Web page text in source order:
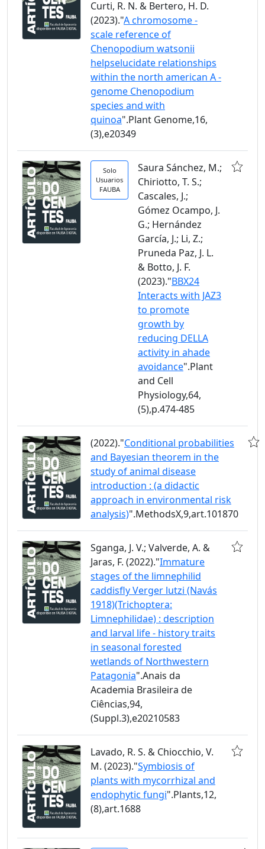
Curti, R. N. & Bertero, H. D.
(2023)."A chromosome -
scale reference of
Chenopodium watsonii
helpselucidate relationships
within the north american A -
genome Chenopodium
species and with
quinoa".Plant Genome,16,
(3),e20349
Solo
Usuarios
FAUBA
Saura Sánchez, M.;
Chiriotto, T. S.;
Cascales, J.;
Gómez Ocampo, J.
G.; Hernández
García, J.; Li, Z.;
Pruneda Paz, J. L.
& Botto, J. F.
(2023)."BBX24
Interacts with JAZ3
to promote
growth by
reducing DELLA
activity in ahade
avoidance".Plant
and Cell
Physiology,64,
(5),p.474-485
(2022)."Conditional probabilities
and Bayesian theorem in the
study of animal disease
introduction : (a didactic
approach in environmental risk
analysis)".MethodsX,9,art.101870
Sganga, J. V.; Valverde, A. &
Jaras, F. (2022)."Immature
stages of the limnephilid
caddisfly Verger lutzi (Navás
1918)(Trichoptera:
Limnephilidae) : description
and larval life - history traits
in seasonal forested
wetlands of Northwestern
Patagonia".Anais da
Academia Brasileira de
Ciências,94,
(Suppl.3),e20210583
Lavado, R. S. & Chiocchio, V.
M. (2023)."Symbiosis of
plants with mycorrhizal and
endophytic fungi".Plants,12,
(8),art.1688